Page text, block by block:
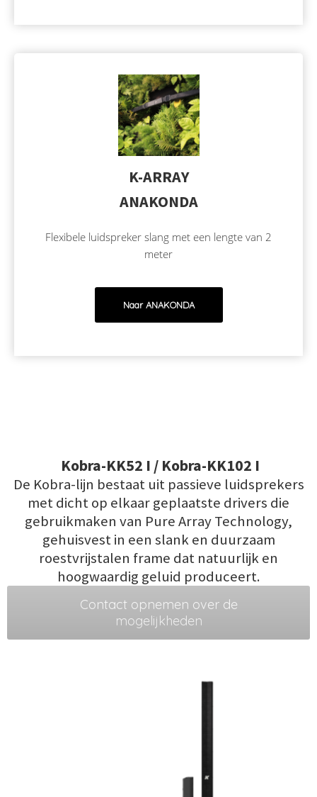
K-ARRAY
ANAKONDA
Flexibele luidspreker slang met een lengte van 2
meter
Naar ANAKONDA
Kobra-KK52 I / Kobra-KK102 I
De Kobra-lijn bestaat uit passieve luidsprekers
met dicht op elkaar geplaatste drivers die
gebruikmaken van Pure Array Technology,
gehuisvest in een slank en duurzaam
roestvrijstalen frame dat natuurlijk en
hoogwaardig geluid produceert.
Contact opnemen over de
mogelijkheden